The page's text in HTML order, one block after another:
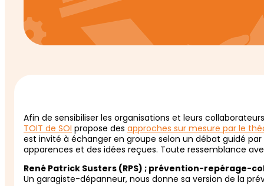
Afin de sensibiliser les organisations et leurs
TOIT de SOI propose des approches sur mesure par le
est invité à échanger en groupe selon un débat guidé
apparences et des idées reçues. Toute ressemblance
René Patrick Susters (RPS) ; prévention-repérage-
Un garagiste-dépanneur, nous donne sa version de la